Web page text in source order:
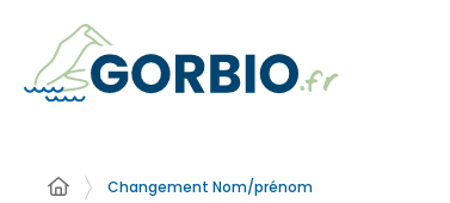
Changement Nom/prénom